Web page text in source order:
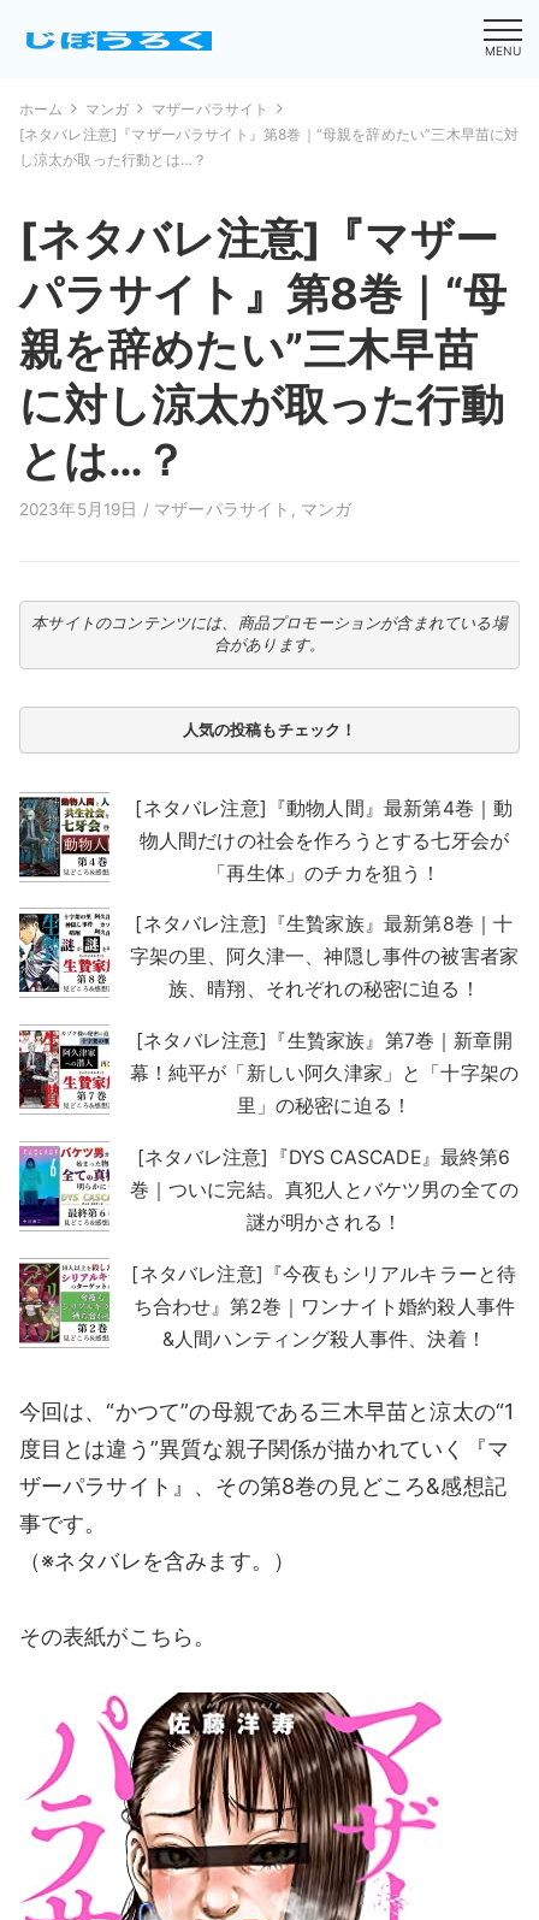
MENU
ホーム マンガ
マザーパラサイト
[ネタバレ注意]『マザーパラサイト』第8巻｜“母親を辞めたい”三木早苗に対
し涼太が取った行動とは…？
[ネタバレ注意]『マザー
パラサイト』第8巻｜“母
親を辞めたい”三木早苗
に対し涼太が取った行動
とは…？
2023年5月19日 / マザーパラサイト マンガ
本サイトのコンテンツには、商品プロモーションが含まれている場
合があります。
人気の投稿もチェック！
[ネタバレ注意]『動物人間』最新第4巻｜動
物人間だけの社会を作ろうとする七牙会が
「再生体」のチカを狙う！
[ネタバレ注意]『生贄家族』最新第8巻｜十
字架の里、阿久津一、神隠し事件の被害者家
族、晴翔、それぞれの秘密に迫る！
[ネタバレ注意]『生贄家族』第7巻｜新章開
幕！純平が「新しい阿久津家」と「十字架の
里」の秘密に迫る！
[ネタバレ注意]『DYS CASCADE』最終第6
巻｜ついに完結。真犯人とバケツ男の全ての
謎が明かされる！
[ネタバレ注意]『今夜もシリアルキラーと待
ち合わせ』第2巻｜ワンナイト婚約殺人事件
&人間ハンティング殺人事件、決着！
今回は、“かつて”の母親である三木早苗と涼太の“1
度目とは違う”異質な親子関係が描かれていく『マ
ザーパラサイト』、その第8巻の見どころ&感想記
事です。
（※ネタバレを含みます。）
その表紙がこちら。